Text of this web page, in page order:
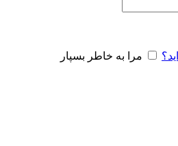
مرا به خاطر بسپار